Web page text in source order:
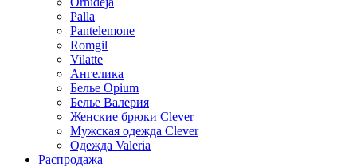
Palla
Pantelemone
Romgil
Vilatte
Ангелика
Белье Opium
Белье Валерия
Женские брюки Clever
Мужская одежда Clever
Одежда Valeria
Распродажа